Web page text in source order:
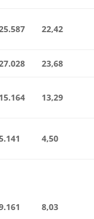
22,42
23,68
15.164 13,29
4,50
8,03